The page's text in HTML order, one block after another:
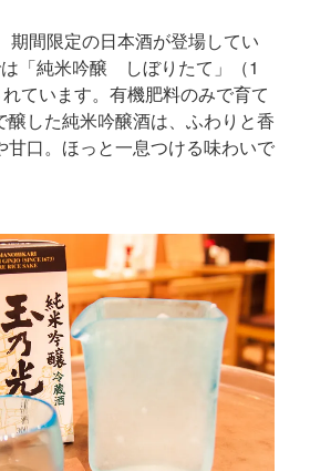
期間限定の日本酒が登場してい
「純米吟醸 しぼりたて」（1
ています。有機肥料のみで育て
醸した純米吟醸酒は、ふわりと香
甘口。ほっと一息つける味わいで